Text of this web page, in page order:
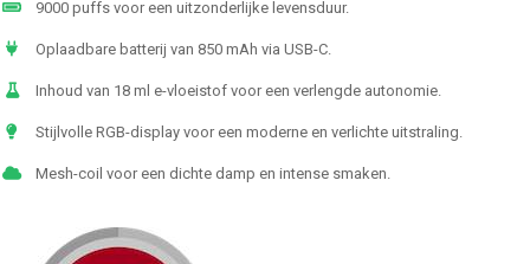
9000 puffs voor een uitzonderlijke levensduur.
Oplaadbare batterij van 850 mAh via USB-C.
Inhoud van 18 ml e-vloeistof voor een verlengde autonomie.
Stijlvolle RGB-display voor een moderne en verlichte uitstraling.
Mesh-coil voor een dichte damp en intense smaken.